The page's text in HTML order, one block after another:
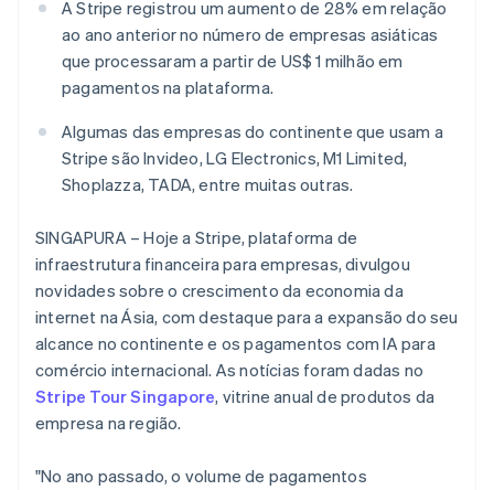
Veja o que está chegando
Radar
Prevenção de fraudes
Atlas
Incorporação de startups
Climate
Remoção de carbono
Verificação de identidade
Veja como a Stripe está construindo a infraestrutura
Assista agora
Ecossistema
Parceiros
A Stripe registrou um aumento de 28% em relação
ao ano anterior no número de empresas asiáticas
que processaram a partir de US$ 1 milhão em
pagamentos na plataforma.
Algumas das empresas do continente que usam a
Stripe são Invideo, LG Electronics, M1 Limited,
Shoplazza, TADA, entre muitas outras.
SINGAPURA – Hoje a Stripe, plataforma de
infraestrutura financeira para empresas, divulgou
novidades sobre o crescimento da economia da
internet na Ásia, com destaque para a expansão do seu
alcance no continente e os pagamentos com IA para
comércio internacional. As notícias foram dadas no
Stripe Tour Singapore, vitrine anual de produtos da
empresa na região.
"No ano passado, o volume de pagamentos